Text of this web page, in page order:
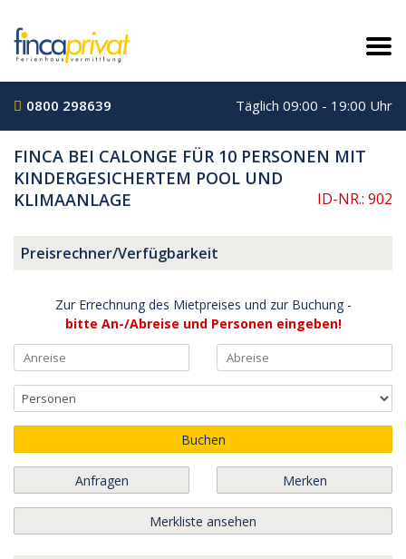
0800 298639 Täglich 09:00 - 19:00 Uhr
FINCA BEI CALONGE FÜR 10 PERSONEN MIT
KINDERGESICHERTEM POOL UND
KLIMAANLAGE
ID-NR.: 902
Preisrechner/Verfügbarkeit
Zur Errechnung des Mietpreises und zur Buchung -
bitte An-/Abreise und Personen eingeben!
Buchen
Anfragen Merken
Merkliste ansehen